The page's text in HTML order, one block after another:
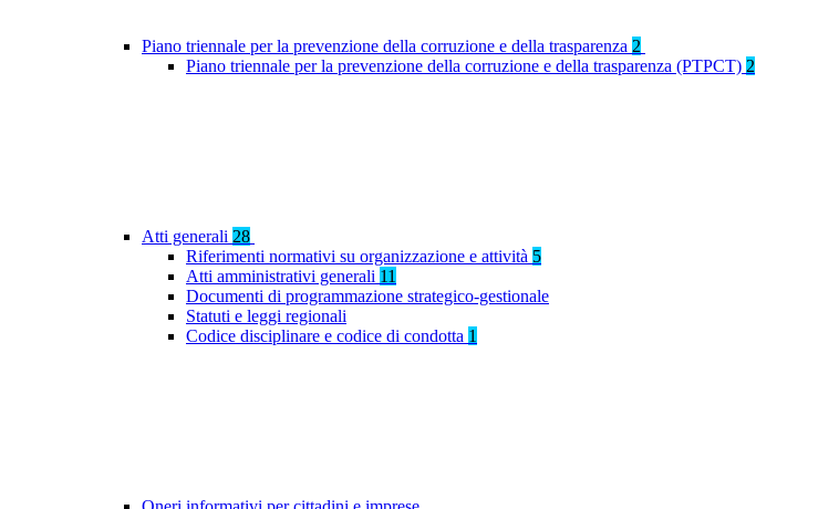
Piano triennale per la prevenzione della corruzione e della trasparenza 2
Piano triennale per la prevenzione della corruzione e della trasparenza (PTPCT) 2
Atti generali 28
Riferimenti normativi su organizzazione e attività 5
Atti amministrativi generali 11
Documenti di programmazione strategico-gestionale
Statuti e leggi regionali
Codice disciplinare e codice di condotta 1